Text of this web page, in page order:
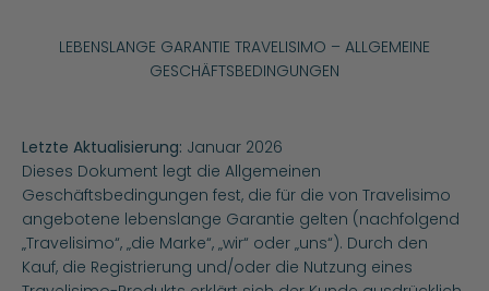
LEBENSLANGE GARANTIE TRAVELISIMO – ALLGEMEINE
GESCHÄFTSBEDINGUNGEN
Letzte Aktualisierung: Januar 2026
Dieses Dokument legt die Allgemeinen
Geschäftsbedingungen fest, die für die von Travelisimo
angebotene lebenslange Garantie gelten (nachfolgend
„Travelisimo“, „die Marke“, „wir“ oder „uns“). Durch den
Kauf, die Registrierung und/oder die Nutzung eines